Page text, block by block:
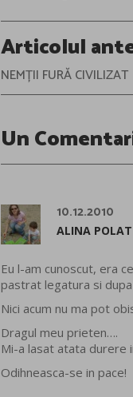
Post
navigation
Articolul
NEMȚII FURĂ CIVILIZAT
Un
10.12.2010
ALINA POLAT
Eu l-am cunoscut, era
pastrat legatura si
Nici acum nu ma pot
Dragul meu prieten….
Mi-a lasat atata durere
Odihneasca-se in pace!